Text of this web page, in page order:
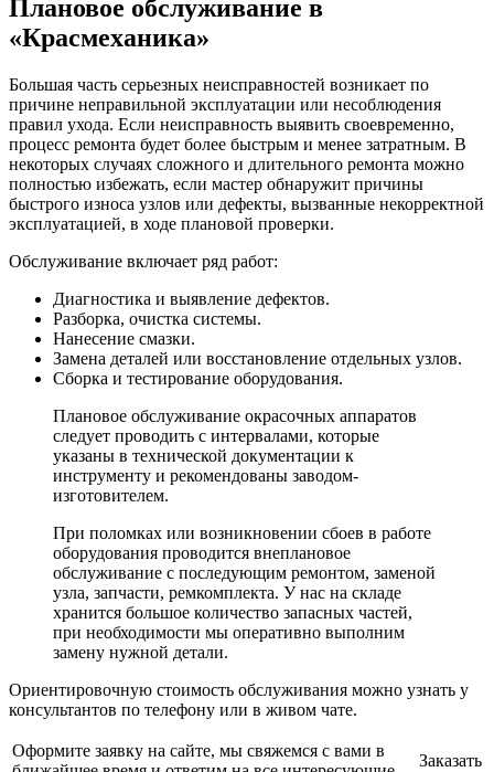
Плановое обслуживание в
«Красмеханика»
Большая часть серьезных неисправностей возникает по
причине неправильной эксплуатации или несоблюдения
правил ухода. Если неисправность выявить своевременно,
процесс ремонта будет более быстрым и менее затратным. В
некоторых случаях сложного и длительного ремонта можно
полностью избежать, если мастер обнаружит причины
быстрого износа узлов или дефекты, вызванные некорректной
эксплуатацией, в ходе плановой проверки.
Обслуживание включает ряд работ:
Диагностика и выявление дефектов.
Разборка, очистка системы.
Нанесение смазки.
Замена деталей или восстановление отдельных узлов.
Сборка и тестирование оборудования.
Плановое обслуживание окрасочных аппаратов
следует проводить с интервалами, которые
указаны в технической документации к
инструменту и рекомендованы заводом-
изготовителем.
При поломках или возникновении сбоев в работе
оборудования проводится внеплановое
обслуживание с последующим ремонтом, заменой
узла, запчасти, ремкомплекта. У нас на складе
хранится большое количество запасных частей,
при необходимости мы оперативно выполним
замену нужной детали.
Ориентировочную стоимость обслуживания можно узнать у
консультантов по телефону или в живом чате.
Оформите заявку на сайте, мы свяжемся с вами в
Заказать